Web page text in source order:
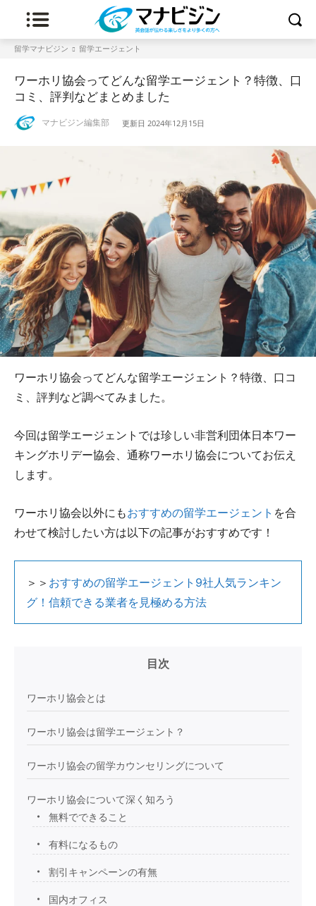
留学マナビジン 留学エージェント
ワーホリ協会ってどんな留学エージェント？特徴、口
コミ、評判などまとめました
マナビジン編集部 更新日 2024年12月15日
ワーホリ協会ってどんな留学エージェント？特徴、口コ
ミ、評判など調べてみました。
今回は留学エージェントでは珍しい非営利団体日本ワー
キングホリデー協会、通称ワーホリ協会についてお伝え
します。
ワーホリ協会以外にもおすすめの留学エージェント を合
わせて検討したい方は以下の記事がおすすめです！
＞＞ おすすめの留学エージェント9社人気ランキン
グ！信頼できる業者を見極める方法
目次
ワーホリ協会とは
ワーホリ協会は留学エージェント？
ワーホリ協会の留学カウンセリングについて
ワーホリ協会について深く知ろう
無料でできること
有料になるもの
割引キャンペーンの有無
国内オフィス